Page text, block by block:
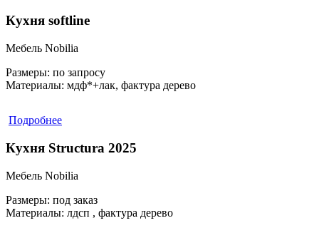
Кухня softline
Мебель Nobilia
Размеры: по запросу
Материалы: мдф*+лак, фактура дерево
Подробнее
Кухня Structura 2025
Мебель Nobilia
Размеры: под заказ
Материалы: лдсп , фактура дерево